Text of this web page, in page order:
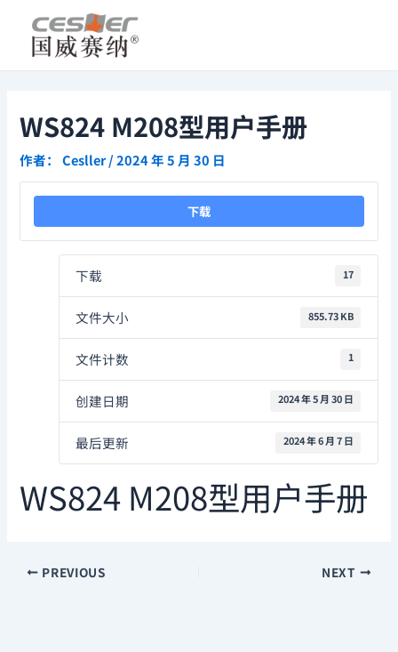
WS824 M208型用户手册
作者： Cesller/2024 年 5 月 30 日
下载
下载 17
文件大小 855.73 KB
文件计数 1
创建日期 2024 年 5 月 30 日
最后更新 2024 年 6 月 7 日
WS824 M208型用户手册
navigation
PREVIOUS NEXT